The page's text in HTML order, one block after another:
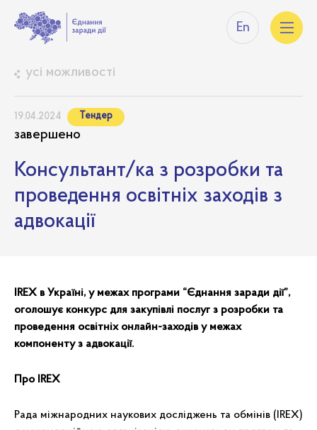
En
усі можливості
19.04.2024 Тендер
завершено
Консультант/ка з розробки та
проведення освітніх заходів з
адвокації
IREX в Україні, у межах програми “Єднання заради дії”,
оголошує конкурс для закупівлі послуг з розробки та
проведення освітніх онлайн-заходів у межах
компоненту з адвокації.
Про IREX
Рада міжнародних наукових досліджень та обмінів (IREX)